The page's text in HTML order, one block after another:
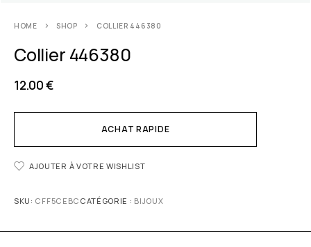
HOME SHOP COLLIER 446380
Collier 446380
12.00€
ACHAT RAPIDE
AJOUTER À VOTRE WISHLIST
SKU: CFF5CEBC CATÉGORIE : BIJOUX